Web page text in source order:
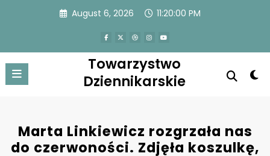
August 6, 2026 11:20:00 PM
Towarzystwo
Dziennikarskie
Marta Linkiewicz rozgrzała nas
do czerwoności. Zdjęła koszulkę,